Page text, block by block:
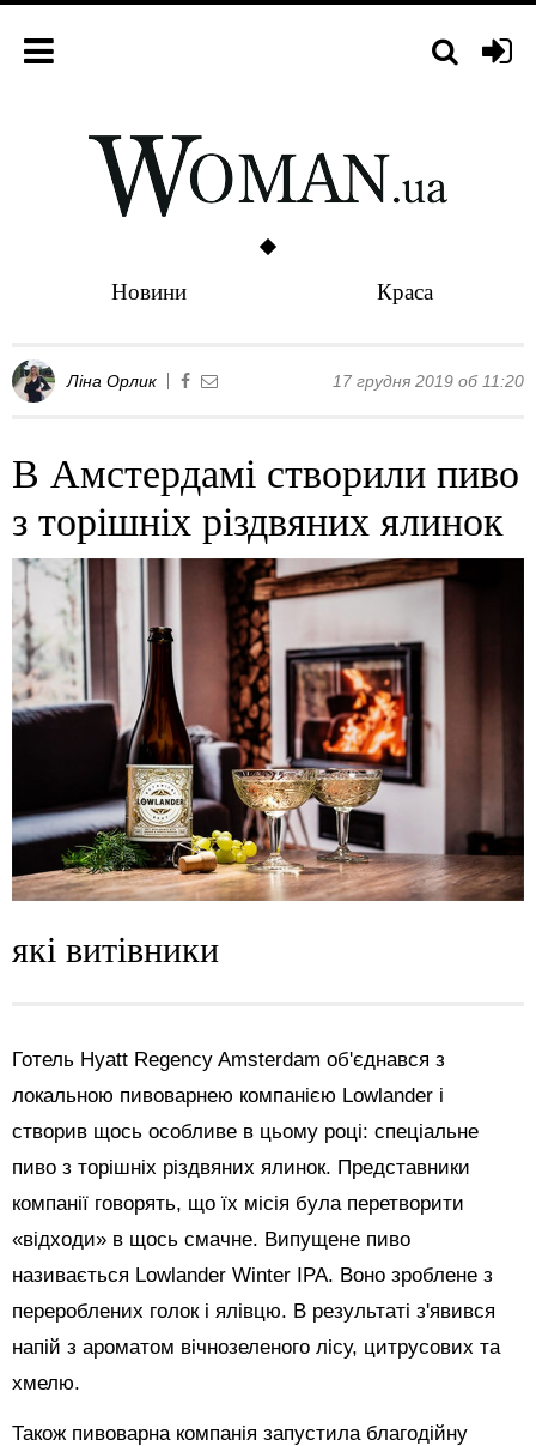
Новини Краса
Ліна Орлик 17 грудня 2019 об 11:20
В Амстердамі створили пиво
з торішніх різдвяних ялинок
які витівники
Готель Hyatt Regency Amsterdam об'єднався з
локальною пивоварнею компанією Lowlander і
створив щось особливе в цьому році: спеціальне
пиво з торішніх різдвяних ялинок. Представники
компанії говорять, що їх місія була перетворити
«відходи» в щось смачне. Випущене пиво
називається Lowlander Winter IPA. Воно зроблене з
перероблених голок і ялівцю. В результаті з'явився
напій з ароматом вічнозеленого лісу, цитрусових та
хмелю.
Також пивоварна компанія запустила благодійну